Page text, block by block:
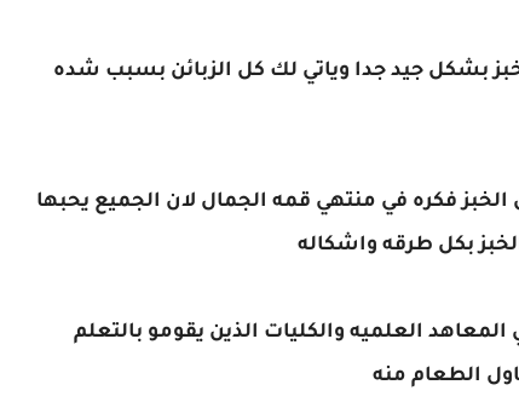
بشكل جيد جدا وياتي لك كل الزبائن بسبب شده
فكره في منتهي قمه الجمال لان الجميع يحبها
بكل طرقه واشكاله
العلميه والكليات الذين يقومو بالتعلم
الطعام منه